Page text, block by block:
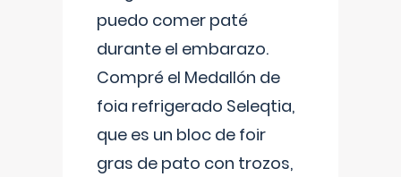
puedo comer paté
durante el embarazo.
Compré el Medallón de
foia refrigerado Seleqtia,
que es un bloc de foir
gras de pato con trozos,